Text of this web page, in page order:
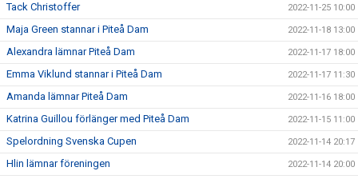
Tack Christoffer 2022-11-25 10:00
Maja Green stannar i Piteå Dam 2022-11-18 13:00
Alexandra lämnar Piteå Dam 2022-11-17 18:00
Emma Viklund stannar i Piteå Dam 2022-11-17 11:30
Amanda lämnar Piteå Dam 2022-11-16 18:00
Katrina Guillou förlänger med Piteå Dam 2022-11-15 11:00
Spelordning Svenska Cupen 2022-11-14 20:17
Hlin lämnar föreningen 2022-11-14 20:00